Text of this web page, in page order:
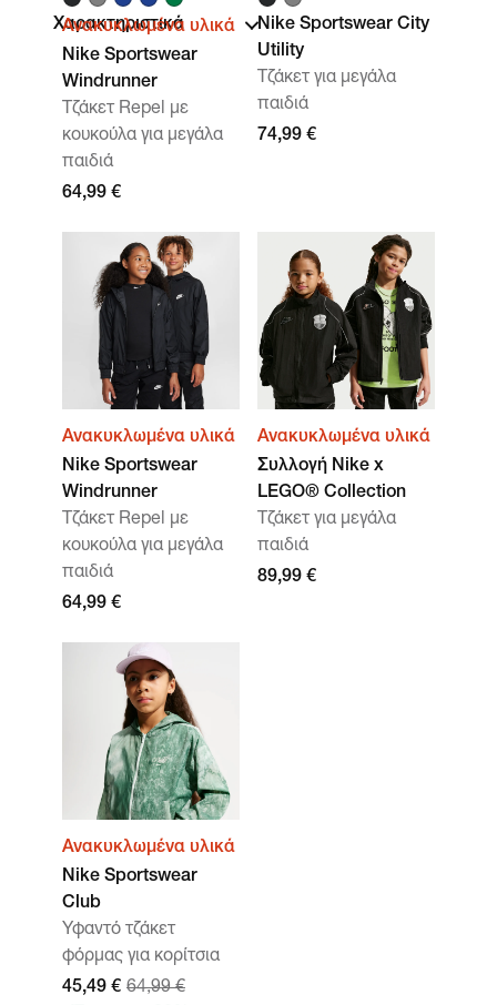
Χαρακτηριστικά
Ανακυκλωμένα υλικά
Nike Sportswear
Windrunner
Τζάκετ Repel με
κουκούλα για μεγάλα
παιδιά
64,99 €
Nike Sportswear City
Utility
Τζάκετ για μεγάλα
παιδιά
74,99 €
Ανακυκλωμένα υλικά
Nike Sportswear
Windrunner
Τζάκετ Repel με
κουκούλα για μεγάλα
παιδιά
64,99 €
Ανακυκλωμένα υλικά
Συλλογή Nike x
LEGO® Collection
Τζάκετ για μεγάλα
παιδιά
89,99 €
Ανακυκλωμένα υλικά
Nike Sportswear
Club
Υφαντό τζάκετ
φόρμας για κορίτσια
45,49 € 64,99 €